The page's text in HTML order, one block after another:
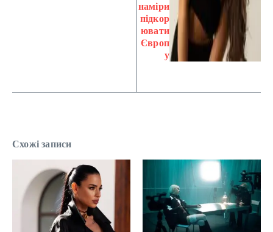
наміри
підкор
ювати
Європ
у
Схожі записи